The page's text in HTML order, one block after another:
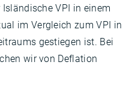
VPI in einem
im Vergleich zum VPI in
gestiegen ist. Bei
wir von Deflation